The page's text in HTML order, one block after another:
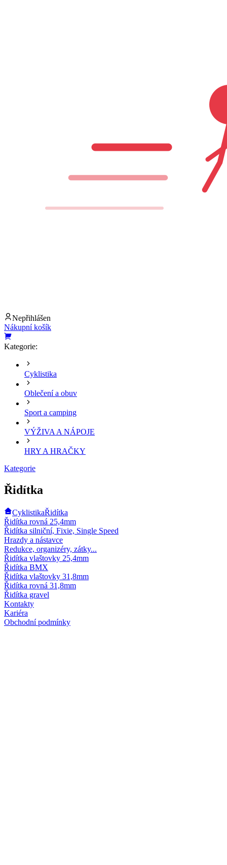
Nepřihlášen
Nákupní košík
Kategorie:
Cyklistika
Oblečení a obuv
Sport a camping
VÝŽIVA A NÁPOJE
HRY A HRAČKY
Kategorie
Řidítka
CyklistikaŘidítka
Řidítka rovná 25,4mm
Řidítka silniční, Fixie, Single Speed
Hrazdy a nástavce
Redukce, organizéry, zátky...
Řidítka vlaštovky 25,4mm
Řidítka BMX
Řidítka vlaštovky 31,8mm
Řidítka rovná 31,8mm
Řidítka gravel
Kontakty
Kariéra
Obchodní podmínky